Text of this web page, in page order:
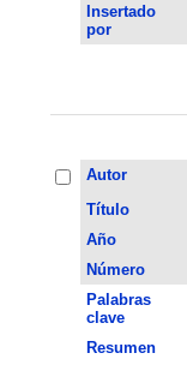
Insertado
por
Autor
Título
Año
Número
Palabras
clave
Resumen